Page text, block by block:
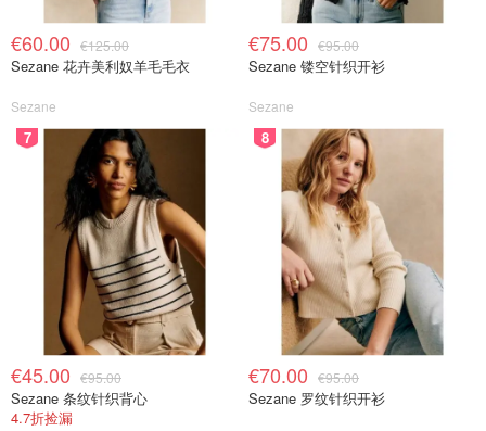
€60.00 €125.00
Sezane 花卉美利奴羊毛毛衣
Sezane
€75.00 €95.00
Sezane 镂空针织开衫
Sezane
7
€45.00 €95.00
Sezane 条纹针织背心
4.7折捡漏
8
€70.00 €95.00
Sezane 罗纹针织开衫